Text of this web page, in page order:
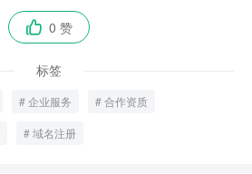
 0 赞
标签
企业服务 合作资质
域名注册